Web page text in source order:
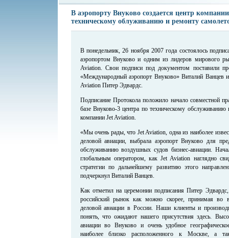
В аэропорту Внуково создается центр
техническому облуживанию и ремонту
В понедельник, 26 ноября 2007 года состоялось
аэропортом Внуково и одним из лидеров мирового
Aviation. Свои подписи под документом поставили
«Международный аэропорт Внуково» Виталий Ванцев
Aviation Питер Эдвардс.
Подписание Протокола положило начало совместной
базе Внуково-3 центра по техническому обслуживанию
компании Jet Aviation.
«Мы очень рады, что Jet Aviation, одна из наиболее
деловой авиации, выбрала аэропорт Внуково для
обслуживанию воздушных судов бизнес-авиации.
глобальным оператором, как Jet Aviation наглядно
стратегии по дальнейшему развитию этого
подчеркнул Виталий Ванцев.
Как отметил на церемонии подписания Питер
российский рынок как можно скорее, принимая во
деловой авиации в России. Наши клиенты и
понять, что ожидают нашего присутствия здесь.
авиации во Внуково и очень удобное
наиболее близко расположенного к Москве, а